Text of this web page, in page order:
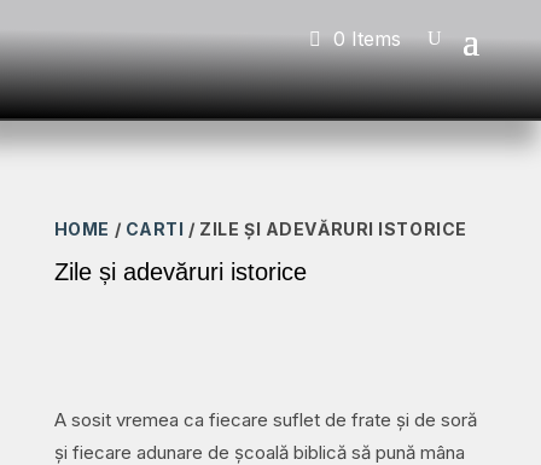
0 Items
HOME / CARTI / ZILE ȘI ADEVĂRURI ISTORICE
Zile și adevăruri istorice
A sosit vremea ca fiecare suflet de frate și de soră
și fiecare adunare de școală biblică să pună mâna